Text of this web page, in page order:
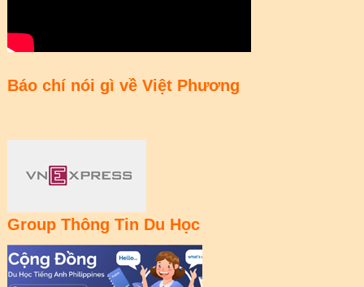
Báo chí nói gì về Việt Phương
Group Thông Tin Du Học